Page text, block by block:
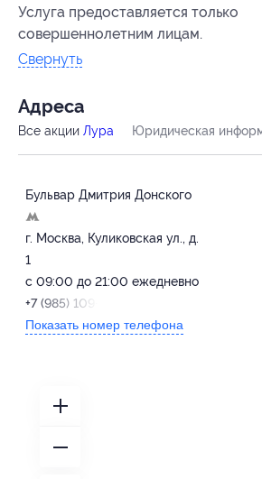
Услуга предоставляется только
совершеннолетним лицам.
Свернуть
Адресa
Все акции Лура Юридическая
Бульвар Дмитрия Донского
г. Москва, Куликовская ул., д.
1
с 09:00 до 21:00 ежедневно
+7 (985) 109-86-04
Показать номер телефона